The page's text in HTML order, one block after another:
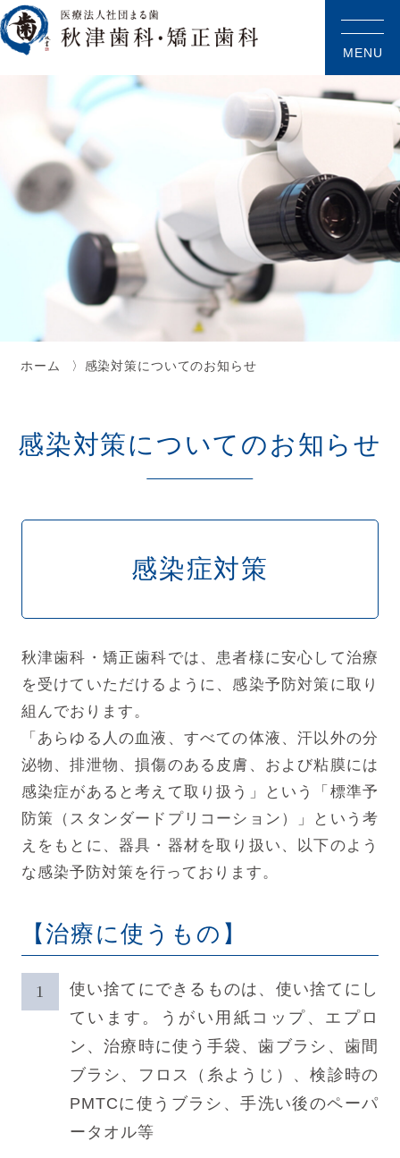
ホーム 感染対策についてのお知らせ
感染対策についてのお知らせ
感染症対策
秋津歯科・矯正歯科では、患者様に安心して治療
を受けていただけるように、感染予防対策に取り
組んでおります。
「あらゆる人の血液、すべての体液、汗以外の分
泌物、排泄物、損傷のある皮膚、および粘膜には
感染症があると考えて取り扱う」という「標準予
防策（スタンダードプリコーション）」という考
えをもとに、器具・器材を取り扱い、以下のよう
な感染予防対策を行っております。
【治療に使うもの】
使い捨てにできるものは、使い捨てにし
ています。うがい用紙コップ、エプロ
ン、治療時に使う手袋、歯ブラシ、歯間
ブラシ、フロス（糸ようじ）、検診時の
PMTCに使うブラシ、手洗い後のペーパ
ータオル等
MENU